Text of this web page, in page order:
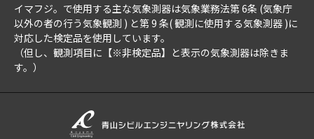
イマフジ。で使用する主な気象測器は気象業務法第 6条 (気象庁
以外の者の行う気象観測 ) と第 9 条( 観測に使用する気象測器 )に
対応した検定品を使用しています。
（但し、観測項目に【※非検定品】と表示の気象測器は除きま
す。）